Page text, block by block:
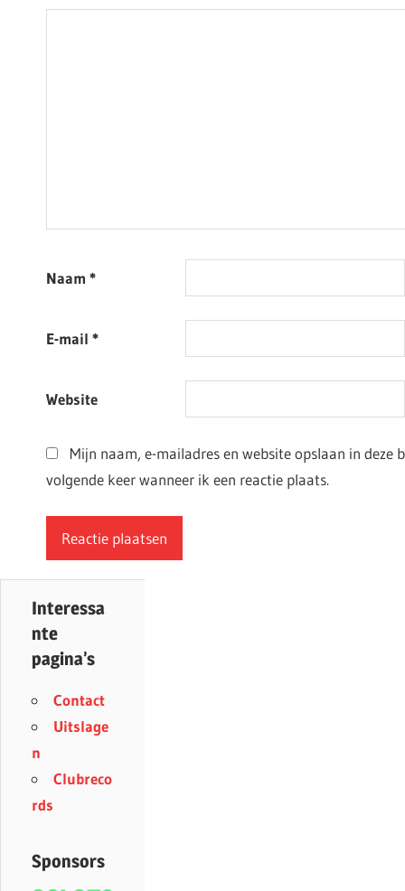
Naam *
E-mail *
Website
Mijn naam, e-mailadres en website opslaan in deze
volgende keer wanneer ik een reactie plaats.
Interessa
nte
pagina’s
Contact
Uitslage
n
Clubreco
rds
Sponsors